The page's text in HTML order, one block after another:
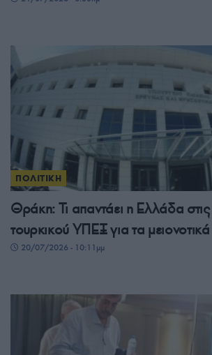
ΠΟΛΙΤΙΚΗ
Θράκη: Τι απαντάει η Ελλάδα στις
τουρκικού ΥΠΕΞ για τα
20/07/2026 - 10:11μμ